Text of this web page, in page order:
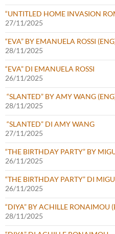
“UNTITLED HOME INVASION
27/11/2025
“EVA” BY EMANUELA ROSSI
28/11/2025
“EVA” DI EMANUELA ROSSI
26/11/2025
“SLANTED” BY AMY WANG
28/11/2025
“SLANTED” DI AMY WANG
27/11/2025
“THE BIRTHDAY PARTY” BY
26/11/2025
“THE BIRTHDAY PARTY” DI
26/11/2025
“DIYA” BY ACHILLE RONAIMOU
28/11/2025